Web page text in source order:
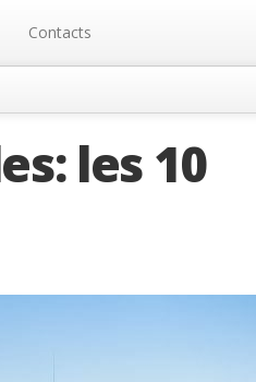
Contacts
les 10